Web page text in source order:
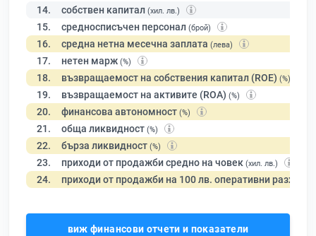
14. собствен капитал (хил. лв.)
15. средносписъчен персонал (брой)
16. средна нетна месечна заплата (лева)
17. нетен марж (%)
18. възвращаемост на собствения капитал (ROE) (%)
19. възвращаемост на активите (ROA) (%)
20. финансова автономност (%)
21. обща ликвидност (%)
22. бърза ликвидност (%)
23. приходи от продажби средно на човек (хил. лв.)
24. приходи от продажби на 100 лв. оперативни разходи
виж финансови отчети и показатели